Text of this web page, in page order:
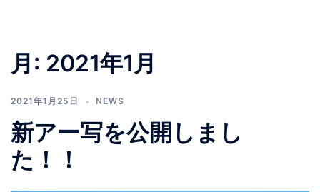
月: 2021年1月
2021年1月25日 NEWS
新アー写を公開しまし
た！！